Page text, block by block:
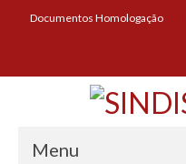
Documentos Homologação
Menu